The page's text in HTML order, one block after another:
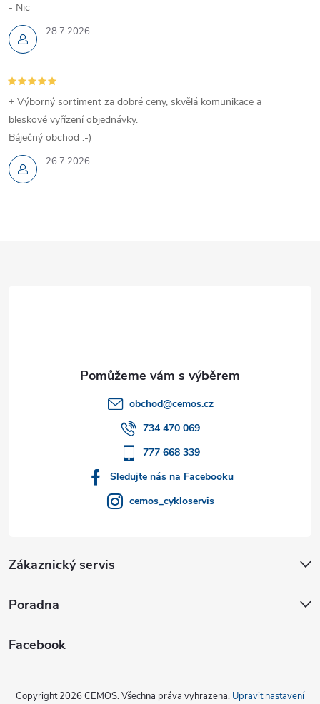
28.7.2026
- Nic
26.7.2026
+ Výborný sortiment za dobré ceny, skvělá komunikace a
bleskové vyřízení objednávky.
Báječný obchod :-)
obchod@cemos.cz
734 470 069
777 668 339
Sledujte nás na Facebooku
cemos_cykloservis
Zákaznický servis
Poradna
Facebook
Copyright 2026 CEMOS. Všechna práva vyhrazena. Upravit nastavení